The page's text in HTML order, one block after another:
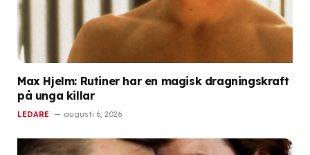
Max Hjelm: Rutiner har en magisk dragningskraft
på unga killar
LEDARE augusti 6, 2026